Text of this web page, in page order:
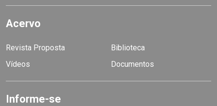
Acervo
Revista Proposta
Biblioteca
Vídeos
Documentos
Informe-se